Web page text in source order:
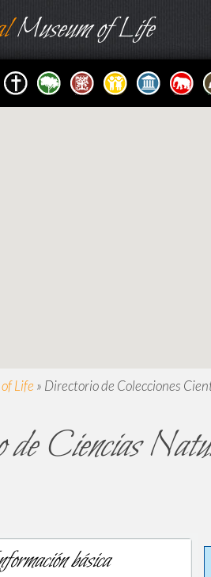
Museum of Life
Life » Directorio de Colecciones
de Ciencias
básica